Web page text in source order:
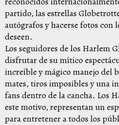
partido, las estrellas
autógrafos y hacerse fotos con
deseen.
Los seguidores de los Harlem
disfrutar de su mítico
increíble y mágico manejo del
mates, tiros imposibles y una
fans dentro de la cancha. Los
este motivo, representan un
para entretener a todos los